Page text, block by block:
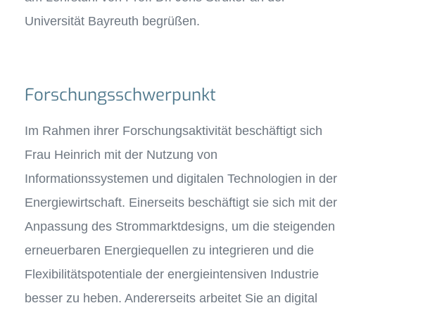
Universität Bayreuth begrüßen.
Forschungsschwerpunkt
Im Rahmen ihrer Forschungsaktivität beschäftigt sich
Frau Heinrich mit der Nutzung von
Informationssystemen und digitalen Technologien in der
Energiewirtschaft. Einerseits beschäftigt sie sich mit der
Anpassung des Strommarktdesigns, um die steigenden
erneuerbaren Energiequellen zu integrieren und die
Flexibilitätspotentiale der energieintensiven Industrie
besser zu heben. Andererseits arbeitet Sie an digital